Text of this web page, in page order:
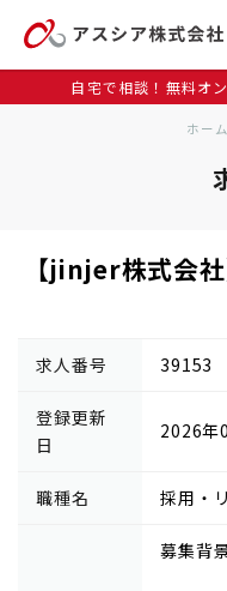
自宅で相談！無料オ
ホーム
【jinjer株式会
求人番号 39153
登録更新
日
2026年
職種名 採用・
募集背